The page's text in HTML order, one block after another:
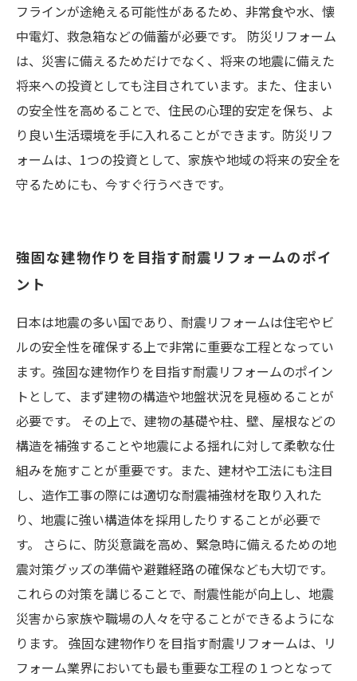
フラインが途絶える可能性があるため、非常食や水、懐
中電灯、救急箱などの備蓄が必要です。 防災リフォーム
は、災害に備えるためだけでなく、将来の地震に備えた
将来への投資としても注目されています。また、住まい
の安全性を高めることで、住民の心理的安定を保ち、よ
り良い生活環境を手に入れることができます。防災リフ
ォームは、1つの投資として、家族や地域の将来の安全を
守るためにも、今すぐ行うべきです。
強固な建物作りを目指す耐震リフォームのポイ
ント
日本は地震の多い国であり、耐震リフォームは住宅やビ
ルの安全性を確保する上で非常に重要な工程となってい
ます。強固な建物作りを目指す耐震リフォームのポイン
トとして、まず建物の構造や地盤状況を見極めることが
必要です。 その上で、建物の基礎や柱、壁、屋根などの
構造を補強することや地震による揺れに対して柔軟な仕
組みを施すことが重要です。また、建材や工法にも注目
し、造作工事の際には適切な耐震補強材を取り入れた
り、地震に強い構造体を採用したりすることが必要で
す。 さらに、防災意識を高め、緊急時に備えるための地
震対策グッズの準備や避難経路の確保なども大切です。
これらの対策を講じることで、耐震性能が向上し、地震
災害から家族や職場の人々を守ることができるようにな
ります。 強固な建物作りを目指す耐震リフォームは、リ
フォーム業界においても最も重要な工程の１つとなって